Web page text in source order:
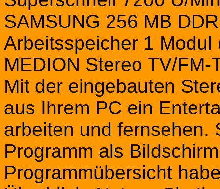
SAMSUNG 256 MB
Arbeitsspeicher 1 Modul
MEDION Stereo TV/FM-
Mit der eingebauten
aus Ihrem PC ein
arbeiten und fernsehen.
Programm als
Programmübersicht